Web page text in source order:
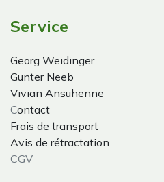
Service
Georg Weidinger
Gunter Neeb
Vivian Ansuhenne
Contact
Frais de transport
Avis de rétractation
CGV